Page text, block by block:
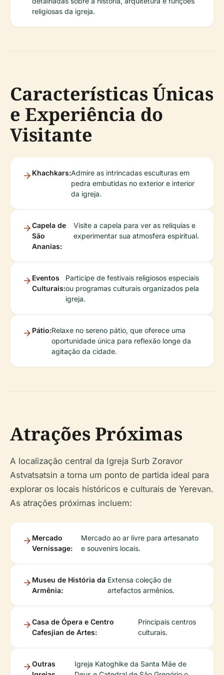
religiosas da igreja.
Características Únicas
e Experiência do
Visitante
Khachkars:Admire as intrincadas esculturas em
pedra embutidas no exterior e interior
da igreja.
Capela de
São
Ananias:
Visite a capela para ver as relíquias e
experimentar sua atmosfera espiritual.
Eventos
Culturais:
Participe de festivais religiosos especiais
ou programas culturais organizados pela
igreja.
Pátio:Relaxe no sereno pátio, que oferece uma
oportunidade única para reflexão longe da
agitação da cidade.
Atrações Próximas
A localização central da Igreja Surb Zoravor
Astvatsatsin a torna um ponto de partida ideal para
explorar os locais históricos e culturais de Yerevan.
As atrações próximas incluem:
Mercado
Vernissage:
Mercado ao ar livre para artesanato
e souvenirs locais.
Museu de História da
Armênia:
Extensa coleção de
artefactos armênios.
Casa de Ópera e Centro
Cafesjian de Artes:
Principais centros
culturais.
Outras
Igreja Katoghike da Santa Mãe de